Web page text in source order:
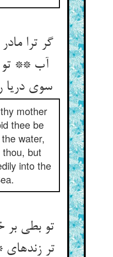
گر ترا
آب **
سوی دریا
mother
thee be
water,
but
into the
تو بطی بر
تر